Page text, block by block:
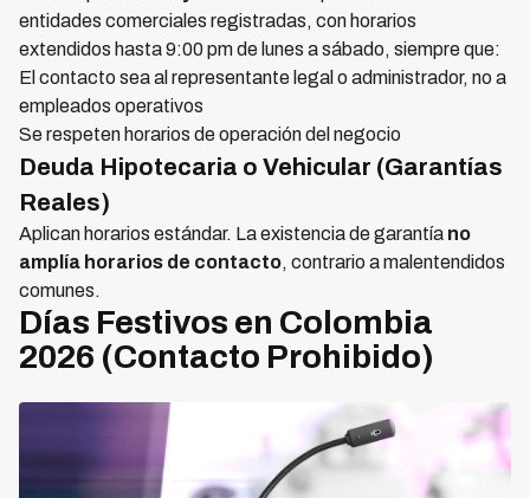
entidades comerciales registradas, con horarios
extendidos hasta 9:00 pm de lunes a sábado, siempre que:
El contacto sea al representante legal o administrador, no a
empleados operativos
Se respeten horarios de operación del negocio
Deuda Hipotecaria o Vehicular (Garantías
Reales)
Aplican horarios estándar. La existencia de garantía no
amplía horarios de contacto, contrario a malentendidos
comunes.
Días Festivos en Colombia
2026 (Contacto Prohibido)